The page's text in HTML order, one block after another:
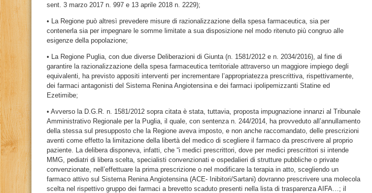
sent. 3 marzo 2017 n. 997 e 13 aprile 2018 n. 2229);
• La Regione può altresì prevedere misure di razionalizzazione della spesa farmaceutica, sia per
contenerla sia per impegnare le somme limitate a sua disposizione nel modo ritenuto più congruo alle
esigenze della popolazione;
• La Regione Puglia, con due diverse Deliberazioni di Giunta (n. 1581/2012 e n. 2034/2016), al fine di
garantire la razionalizzazione della spesa farmaceutica territoriale attraverso un maggiore impiego degli
equivalenti, ha previsto appositi interventi per incrementare l’appropriatezza prescrittiva, rispettivamente,
dei farmaci antagonisti del Sistema Renina Angiotensina e dei farmaci ipolipemizzanti Statine ed
Ezetimibe;
• Avverso la D.G.R. n. 1581/2012 sopra citata è stata, tuttavia, proposta impugnazione innanzi al Tribunale
Amministrativo Regionale per la Puglia, il quale, con sentenza n. 244/2014, ha provveduto all’annullamento
della stessa sul presupposto che la Regione aveva imposto, e non anche raccomandato, delle prescrizioni
aventi come effetto la limitazione della libertà del medico di scegliere il farmaco da prescrivere al proprio
paziente. La delibera disponeva, infatti, che “i medici prescrittori, dove per medici prescrittori si intende
MMG, pediatri di libera scelta, specialisti convenzionati e ospedalieri di strutture pubbliche o private
convenzionate, nell’effettuare la prima prescrizione o nel modificare la terapia in atto, scegliendo un
farmaco attivo sul Sistema Renina Angiotensina (ACE- Inibitori/Sartani) dovranno prescrivere una molecola
scelta nel rispettivo gruppo dei farmaci a brevetto scaduto presenti nella lista di trasparenza AIFA…; il